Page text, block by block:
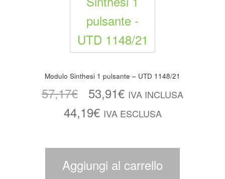
Modulo Sinthesi 1 pulsante – UTD 1148/21
57,17€ 53,91€ IVA INCLUSA
44,19€ IVA ESCLUSA
Aggiungi al carrello